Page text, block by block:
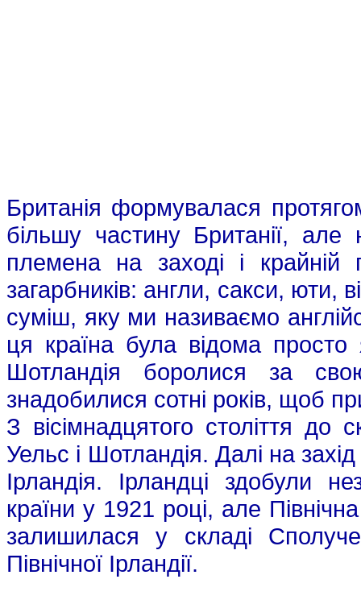
Британія формувалася
більшу частину Британії, але
племена на заході і крайній
загарбників: англи, сакси, юти,
суміш, яку ми називаємо
ця країна була відома просто
Шотландія боролися за
знадобилися сотні років, щоб
З вісімнадцятого століття до
Уельс і Шотландія. Далі на
Ірландія. Ірландці здобули
країни у 1921 році, але
залишилася у складі
Північної Ірландії.